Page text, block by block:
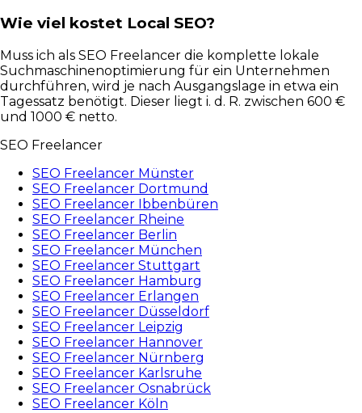
Wie viel kostet Local SEO?
Muss ich als SEO Freelancer die komplette lokale
Suchmaschinenoptimierung für ein Unternehmen
durchführen, wird je nach Ausgangslage in etwa ein
Tagessatz benötigt. Dieser liegt i. d. R. zwischen 600 €
und 1000 € netto.
SEO Freelancer
SEO Freelancer Münster
SEO Freelancer Dortmund
SEO Freelancer Ibbenbüren
SEO Freelancer Rheine
SEO Freelancer Berlin
SEO Freelancer München
SEO Freelancer Stuttgart
SEO Freelancer Hamburg
SEO Freelancer Erlangen
SEO Freelancer Düsseldorf
SEO Freelancer Leipzig
SEO Freelancer Hannover
SEO Freelancer Nürnberg
SEO Freelancer Karlsruhe
SEO Freelancer Osnabrück
SEO Freelancer Köln